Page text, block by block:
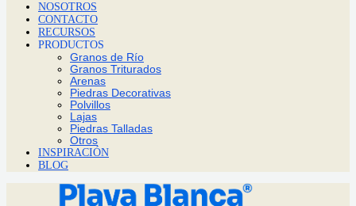
NOSOTROS
CONTACTO
RECURSOS
PRODUCTOS
Granos de Río
Granos Triturados
Arenas
Piedras Decorativas
Polvillos
Lajas
Piedras Talladas
Otros
INSPIRACIÓN
BLOG